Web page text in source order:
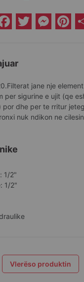
Facebook
Twitter
jane nje
per sigurine e ujit (qe
por dhe per te rritur
nuk ndikon ne
1/2"
1/2"
Vlerëso produktin